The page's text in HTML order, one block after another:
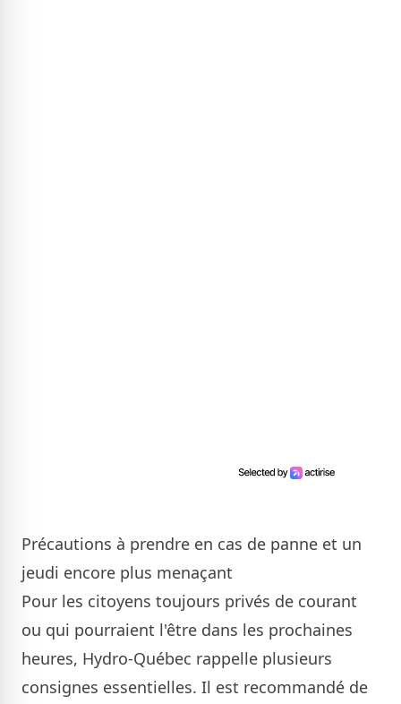
Précautions à prendre en cas de panne et un
jeudi encore plus menaçant
Pour les citoyens toujours privés de courant
ou qui pourraient l'être dans les prochaines
heures, Hydro-Québec rappelle plusieurs
consignes essentielles. Il est recommandé de